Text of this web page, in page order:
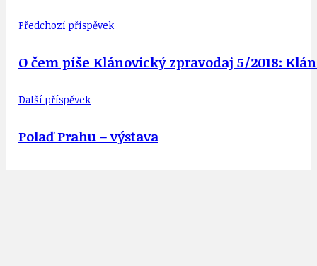
Předchozí příspěvek
O čem píše Klánovický zpravodaj 5/2018:
Další příspěvek
Polaď Prahu – výstava